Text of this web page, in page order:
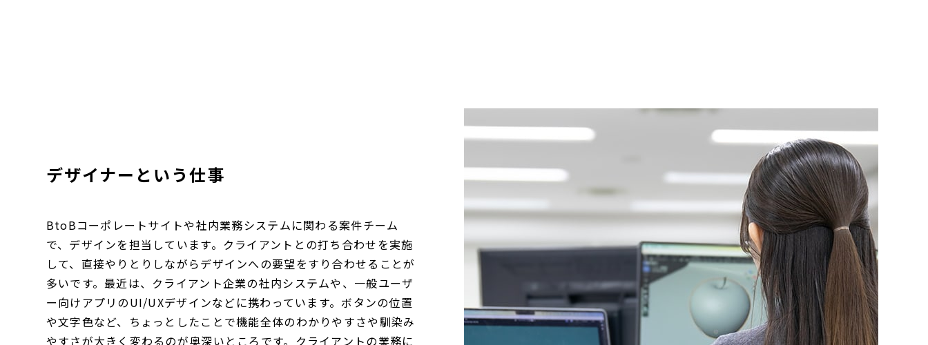
デザイナーという仕事
BtoBコーポレートサイトや社内業務システムに関わる案件チーム
で、デザインを担当しています。クライアントとの打ち合わせを実施
して、直接やりとりしながらデザインへの要望をすり合わせることが
多いです。最近は、クライアント企業の社内システムや、一般ユーザ
ー向けアプリのUI/UXデザインなどに携わっています。ボタンの位置
や文字色など、ちょっとしたことで機能全体のわかりやすさや馴染み
やすさが大きく変わるのが奥深いところです。クライアントの業務に